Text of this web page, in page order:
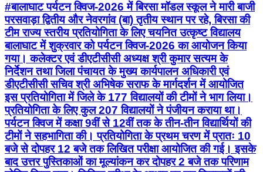
#बालाघाट पर्यटन क्विज-2026 में बिरसा मॉडल स्कूल ने मारी बाजी
परसवाड़ा द्वितीय और नेवरगांव (बा) तृतीय स्थान पर रहे, बिरसा की
टीम राज्य स्तरीय प्रतियोगिता के लिए चयनित उत्कृष्ट विद्यालय
बालाघाट में शुक्रवार को पर्यटन क्विज-2026 का आयोजन किया
गया। कलेक्टर एवं डीएटीसीसी अध्यक्ष श्री कुमार सत्यम के
निर्देशन तथा जिला पंचायत के मुख्य कार्यपालन अधिकारी एवं
डीएटीसीसी सचिव श्री अभिषेक सराफ के मार्गदर्शन में आयोजित
इस प्रतियोगिता में जिले के 177 विद्यालयों की टीमों ने भाग लिया।
प्रतियोगिता के लिए कुल 207 विद्यालयों ने पंजीयन कराया था।
पर्यटन क्विज में कक्षा 9वीं से 12वीं तक के तीन-तीन विद्यार्थियों की
टीमों ने सहभागिता की। प्रतियोगिता के प्रथम चरण में प्रातः 10
बजे से दोपहर 12 बजे तक लिखित परीक्षा आयोजित की गई। इसके
बाद उत्तर पुस्तिकाओं का मूल्यांकन कर दोपहर 2 बजे तक परिणाम